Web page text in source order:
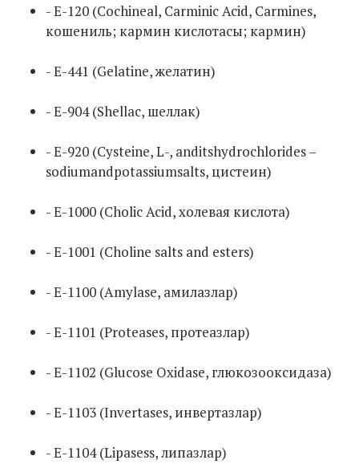
- Е-120 (Cochineal, Carminic Acid, Carmines,
кошениль; кармин кислотасы; кармин)
- E-441 (Gelatine, желатин)
- Е-904 (Shellac, шеллак)
- E-920 (Cysteine, L-, anditshydrochlorides –
sodiumandpotassiumsalts, цистеин)
- E-1000 (Cholic Acid, холевая кислота)
- E-1001 (Choline salts and esters)
- E-1100 (Amylase, амилазлар)
- E-1101 (Proteases, протеазлар)
- E-1102 (Glucose Oxidase, глюкозооксидаза)
- E-1103 (Invertases, инвертазлар)
- E-1104 (Lipasess, липазлар)